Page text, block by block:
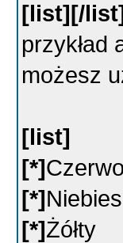
[list][/
przykład
możesz
[list]
[*]
[*]
[*]Żółty